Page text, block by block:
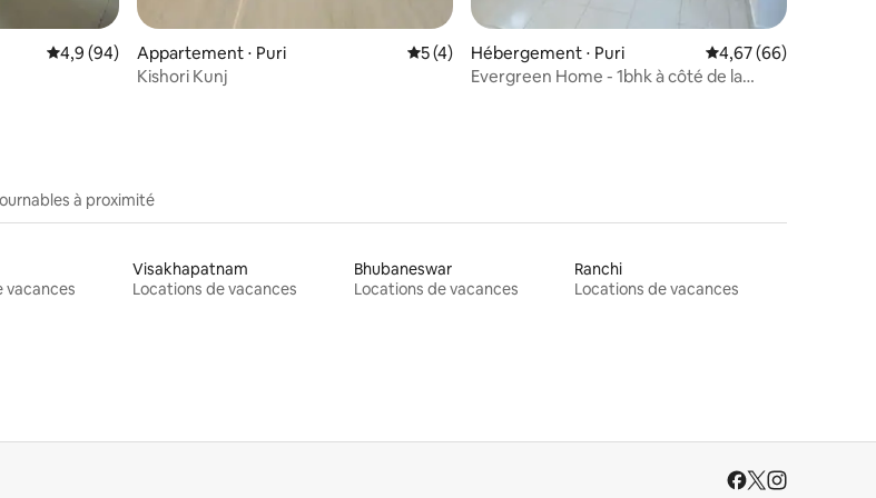
Évaluation moyenne sur la base de 94 commentaires : 4,9 sur 5
4,9 (94)
Appartement ⋅ Puri Évaluation moyenne sur la base de 4 commentaires : 5 sur 5
5 (4)
Kishori Kunj
Hébergement ⋅ Puri Évaluation moyenne
4,67 (66)
Evergreen Home - 1bhk à côté de la
à proximité
vacances
Visakhapatnam
Locations de vacances
Bhubaneswar
Locations de vacances
Ranchi
Locations de vacances